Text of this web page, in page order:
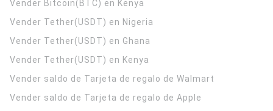
Vender Bitcoin(BTC) en Kenya
Vender Tether(USDT) en Nigeria
Vender Tether(USDT) en Ghana
Vender Tether(USDT) en Kenya
Vender saldo de Tarjeta de regalo de Walmart
Vender saldo de Tarjeta de regalo de Apple